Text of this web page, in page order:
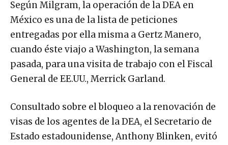
Según Milgram, la operación de la DEA en
México es una de la lista de peticiones
entregadas por ella misma a Gertz Manero,
cuando éste viajo a Washington, la semana
pasada, para una visita de trabajo con el Fiscal
General de EE.UU., Merrick Garland.
Consultado sobre el bloqueo a la renovación de
visas de los agentes de la DEA, el Secretario de
Estado estadounidense, Anthony Blinken, evitó